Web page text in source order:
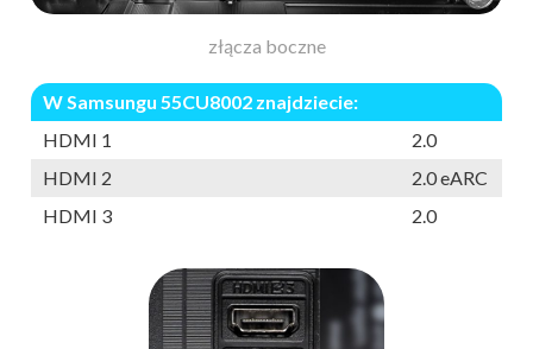
złącza boczne
W Samsungu 55CU8002 znajdziecie:
HDMI 1
2.0
HDMI 2
2.0 eARC
HDMI 3
2.0